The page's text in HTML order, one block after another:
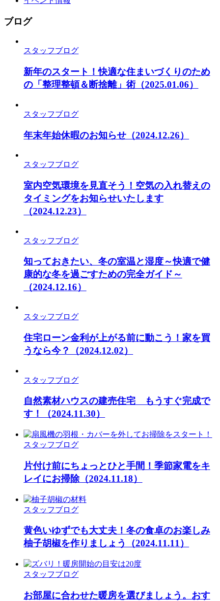
ブログ
スタッフブログ
新年のスタート！快適な住まいづくりのため
の「整理整頓＆断捨離」術（2025.01.06）
スタッフブログ
年末年始休暇のお知らせ （2024.12.26）
スタッフブログ
室内空気環境を見直そう！空気の入れ替えの
タイミングをお知らせいたします
（2024.12.23）
スタッフブログ
知っておきたい、冬の室温と湿度～快適で健
康的な冬を過ごすための完全ガイド～
（2024.12.16）
スタッフブログ
住宅ローン金利が上がる前に動こう！家を買
うなら今？
（2024.12.02）
スタッフブログ
自然素材ハウスの建売住宅 もうすぐ完成で
す！
（2024.11.30）
スタッフブログ
片付け前にちょっとひと手間！季節家電をキ
レイにお掃除（2024.11.18）
スタッフブログ
黄色いゆずでも大丈夫！冬の食卓のお楽しみ
柚子胡椒を作りましょう
（2024.11.11）
スタッフブログ
お部屋に合わせた暖房を選びましょう。おす